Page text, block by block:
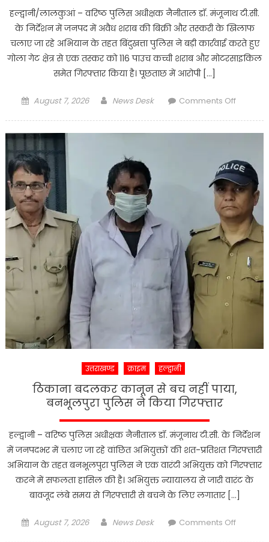
हल्द्वानी/लालकुआं – वरिष्ठ पुलिस अधीक्षक नैनीताल डॉ. मंजूनाथ टी.सी.
के निर्देशन में जनपद में अवैध शराब की बिक्री और तस्करी के खिलाफ
चलाए जा रहे अभियान के तहत बिंदुखत्ता पुलिस ने बड़ी कार्रवाई करते हुए
गोला गेट क्षेत्र से एक तस्कर को 116 पाउच कच्ची शराब और मोटरसाइकिल
समेत गिरफ्तार किया है। पूछताछ में आरोपी […]
Posted
August 7, 2026 Author
News Desk Comments Offon
कच्ची
शराब
की
खेप
पकड़ी,
सप्लाई
नेटवर्क
की
जांच
शुरू
उत्तराखण्ड क्राइम हल्द्वानी
ठिकाना बदलकर कानून से बच नहीं पाया,
बनभूलपुरा पुलिस ने किया गिरफ्तार
हल्द्वानी – वरिष्ठ पुलिस अधीक्षक नैनीताल डॉ. मंजूनाथ टी.सी. के निर्देशन
में जनपदभर में चलाए जा रहे वांछित अभियुक्तों की शत-प्रतिशत गिरफ्तारी
अभियान के तहत बनभूलपुरा पुलिस ने एक वारंटी अभियुक्त को गिरफ्तार
करने में सफलता हासिल की है। अभियुक्त न्यायालय से जारी वारंट के
बावजूद लंबे समय से गिरफ्तारी से बचने के लिए लगातार […]
Posted
August 7, 2026 Author
News Desk Comments Offon